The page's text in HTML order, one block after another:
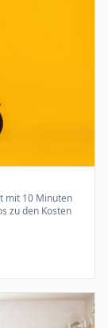
mit 10 Minuten
zu den Kosten